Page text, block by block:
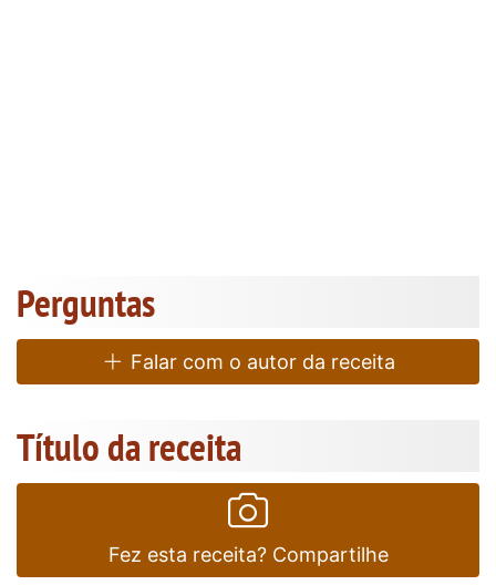
Perguntas
Falar com o autor da receita
Título da receita
Fez esta receita? Compartilhe